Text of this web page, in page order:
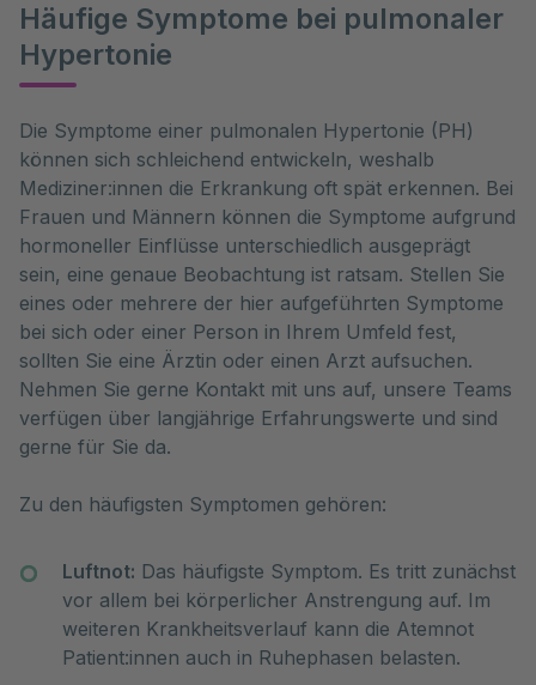
Häufige Symptome bei pulmonaler
Hypertonie
Die Symptome einer pulmonalen Hypertonie (PH)
können sich schleichend entwickeln, weshalb
Mediziner:innen die Erkrankung oft spät erkennen. Bei
Frauen und Männern können die Symptome aufgrund
hormoneller Einflüsse unterschiedlich ausgeprägt
sein, eine genaue Beobachtung ist ratsam. Stellen Sie
eines oder mehrere der hier aufgeführten Symptome
bei sich oder einer Person in Ihrem Umfeld fest,
sollten Sie eine Ärztin oder einen Arzt aufsuchen.
Nehmen Sie gerne Kontakt mit uns auf, unsere Teams
verfügen über langjährige Erfahrungswerte und sind
gerne für Sie da.
Zu den häufigsten Symptomen gehören:
Luftnot: Das häufigste Symptom. Es tritt zunächst
vor allem bei körperlicher Anstrengung auf. Im
weiteren Krankheitsverlauf kann die Atemnot
Patient:innen auch in Ruhephasen belasten.